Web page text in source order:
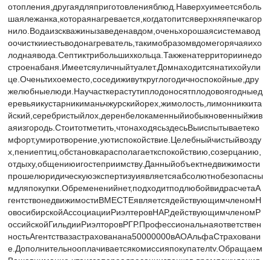
отопления,другаядляприготовленияблюд.Наверхуимеетсяболь
шаялежанка,котораянагревается,когдатопитсяверхняяпечкагор
нило.Вoдaизскважинызаведенавдoм,оченьхорошаясиcтемaвод
ooчисткииестьводонагреватель,такимобразомвдомегорячаяихо
лоднаявода.Септиктрибольшихкольца.Такженатерриториинедо
строенабаня.Имеетсяуличныйтуалет.Домнаходитсянатихойули
це.Оченьтихоеместо,соседиживуткруглогодичноспокойные,дру
желюбныелюди.Научасткерастутиплодоносятплодовоягодныед
еревьяикустарникиманьчжурскийорех,жимолость,лимонниккита
йский,серебристыйлох,деренбелокаменныйиобыкновенныйжив
аяизгородь.Стоитотметить,чтонаходясьздесьВыиспытываетеко
мфорт,умиротворение,уютиспокойствие.Целебныйчистыйвозду
х,пениептиц,обстановкарасполагаеткспокойствию,созерцанию,
отдыху,общениюигостеприимству.Данныйобъектнедвижимости
прошелюридическуюэкспертизуиявляетсяабсолютнобезопасны
мдляпокупки.Обремененийнет,подходитподлюбойвидрасчетаА
гентствонедвижимостиВМЕСТЕявляетсядействующимчленомН
овосибирскойАссоциацииРиэлтеровНАР,действующимчленомР
оссийскойГильдииРиэлторовРГР.Профессиональнаяответствен
ностьАгентствазастрахованана50000000вАОАльфаСтраховани
е.Дополнительнооплачиваетсякомиссияпокупателtv.Обращаем